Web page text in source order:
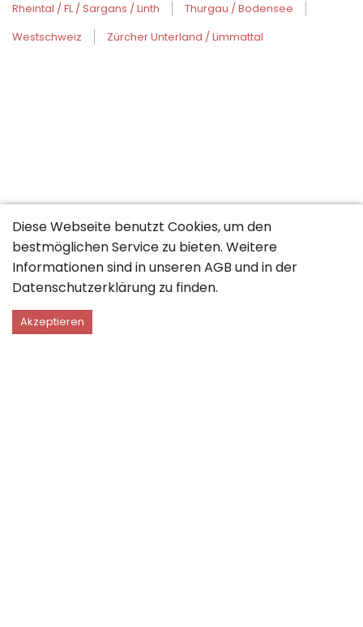
Rheintal / FL / Sargans / Linth
Thurgau / Bodensee
Westschweiz
Zürcher Unterland / Limmattal
Diese Webseite benutzt Cookies, um den
bestmöglichen Service zu bieten. Weitere
Informationen sind in unserenAGB und in der
Datenschutzerklärung zu finden.
Akzeptieren